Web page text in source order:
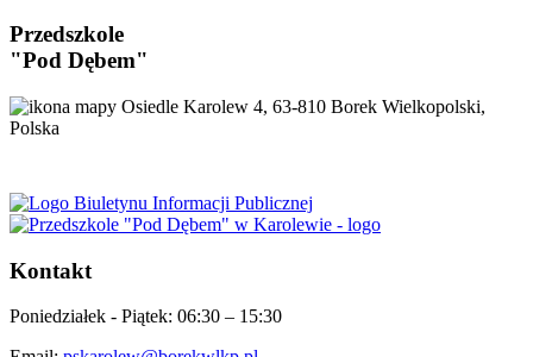
Przedszkole
"Pod Dębem"
Osiedle Karolew 4, 63-810 Borek Wielkopolski,
Polska
Kontakt
Poniedziałek - Piątek: 06:30 – 15:30